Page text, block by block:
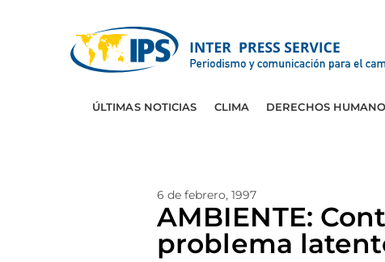
ÚLTIMAS NOTICIAS CLIMA DERECHOS
6 de febrero, 1997
AMBIENTE:
problema